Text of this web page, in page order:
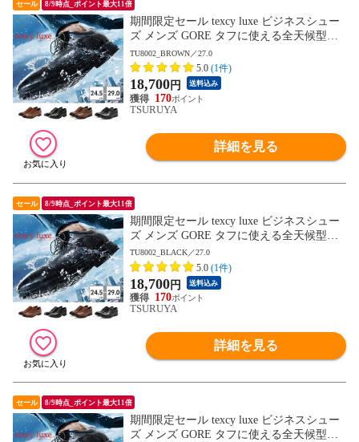
セール 8/9時点_ポイント最大11倍
期間限定セール texcy luxe ビジネスシュー
ズ メンズ GORE タフに使える全天候型ビ
ジネスシューズ TU8001 TU8002 TU8003 T
U8004 TU8005 TU8006 TU8007 テクシーリ
ュクス GORE-TEX ゴアテックス ゆったり
幅 3E 4E
TU8002_BROWN／27.0
5.0 (1件)
18,700円 送料込み
170
TSURUYA
詳細を見る
セール 8/9時点_ポイント最大11倍
期間限定セール texcy luxe ビジネスシュー
ズ メンズ GORE タフに使える全天候型ビ
ジネスシューズ TU8001 TU8002 TU8003 T
U8004 TU8005 TU8006 TU8007 テクシーリ
ュクス GORE-TEX ゴアテックス ゆったり
幅 3E 4E
TU8002_BLACK／27.0
5.0 (1件)
18,700円 送料込み
170
TSURUYA
詳細を見る
セール 8/9時点_ポイント最大11倍
期間限定セール texcy luxe ビジネスシュー
ズ メンズ GORE タフに使える全天候型ビ